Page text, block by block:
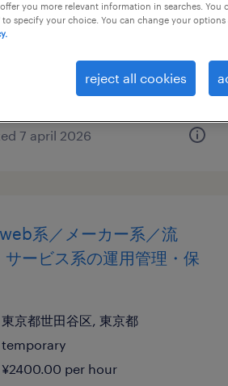
デスク・ユーザーサポート
¥2200.00 per hour
7 april 2026
系／メーカー系／流
サービス系の運用管理・保
東京都世田谷区, 東京都
temporary
¥2400.00 per hour
you more relevant information in searches. You
specify your choice. You can change your
reject all cookies